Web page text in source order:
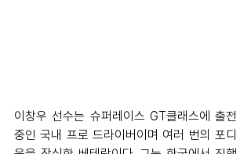
이창우 선수는 슈퍼레이스 GT클래스에 출전
중인 국내 프로 드라이버이며 여러 번의 포디